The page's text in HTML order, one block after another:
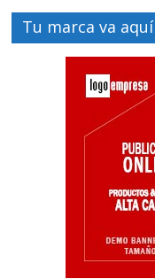
Tu marca va aquí